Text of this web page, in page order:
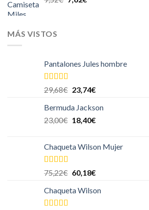
MÁS VISTOS
Pantalones Jules hombre
Valorado en
5.00
29,68€ 23,74€
Bermuda Jackson
23,00€ 18,40€
Chaqueta Wilson Mujer
Valorado en
5.00
75,22€ 60,18€
Chaqueta Wilson